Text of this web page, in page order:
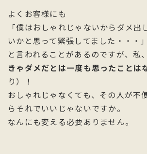
よくお客様にも
「僕はおしゃれじゃないからダメ出
いかと思って緊張してました・・・」
と言われることがあるのですが、私、
きゃダメだとは一度も思ったことは
り）！
おしゃれじゃなくても、その人が不
らそれでいいじゃないですか。
なんにも変える必要ありません。